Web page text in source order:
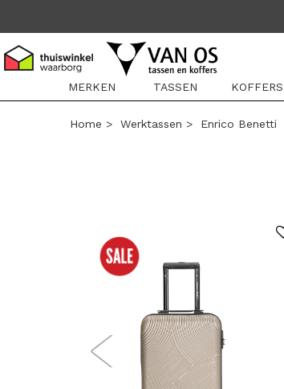
MERKEN
TASSEN KOFFERS
Home > Werktassen > Enrico Benetti